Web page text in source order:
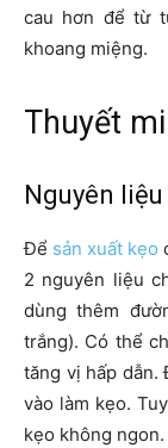
cau hơn để từ
khoang miệng.
Thuyết
Nguyên liệu
Để sản xuất kẹo
2 nguyên liệu
dùng thêm
trắng). Có thể
tăng vị hấp dẫn.
vào làm kẹo.
kẹo không